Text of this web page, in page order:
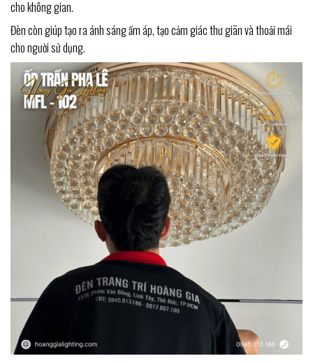
cho không gian.
Đèn còn giúp tạo ra ánh sáng ấm áp, tạo cảm giác thư giãn và thoải mái
cho người sử dụng.